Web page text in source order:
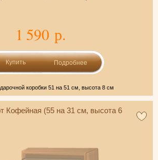
1 590 р.
Подробнее
коробки 51 на 51 см, высота 8 см
Кофейная (55 на 31 см, высота 6